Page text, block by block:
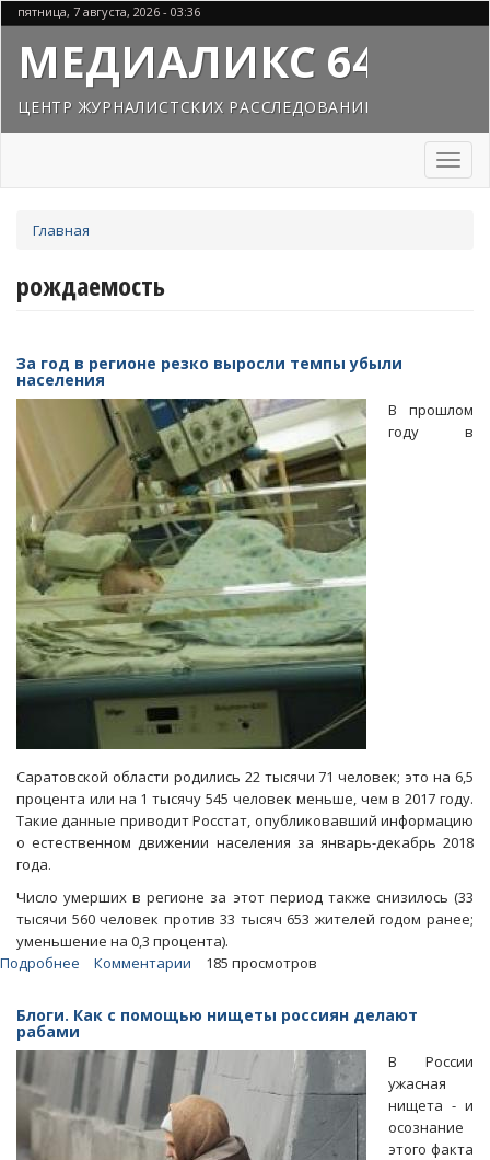
Перейти
к
основному
содержанию
пятница, 7 августа, 2026 - 03:36
МЕДИАЛИКС 64
ЦЕНТР ЖУРНАЛИСТСКИХ РАССЛЕДОВАНИЙ
Toggle
здесь
Главная
рождаемость
За год в регионе резко выросли темпы убыли
населения
В прошлом
году в
Саратовской области родились 22 тысячи 71 человек; это на 6,5
процента или на 1 тысячу 545 человек меньше, чем в 2017 году.
Такие данные приводит Росстат, опубликовавший информацию
о естественном движении населения за январь-декабрь 2018
года.
Число умерших в регионе за этот период также снизилось (33
тысячи 560 человек против 33 тысяч 653 жителей годом ранее;
уменьшение на 0,3 процента).
Подробнее
год
регионе
выросли
темпы
убыли
Комментарии 185 просмотров
Блоги. Как с помощью нищеты россиян делают
рабами
В России
ужасная
нищета - и
осознание
этого факта